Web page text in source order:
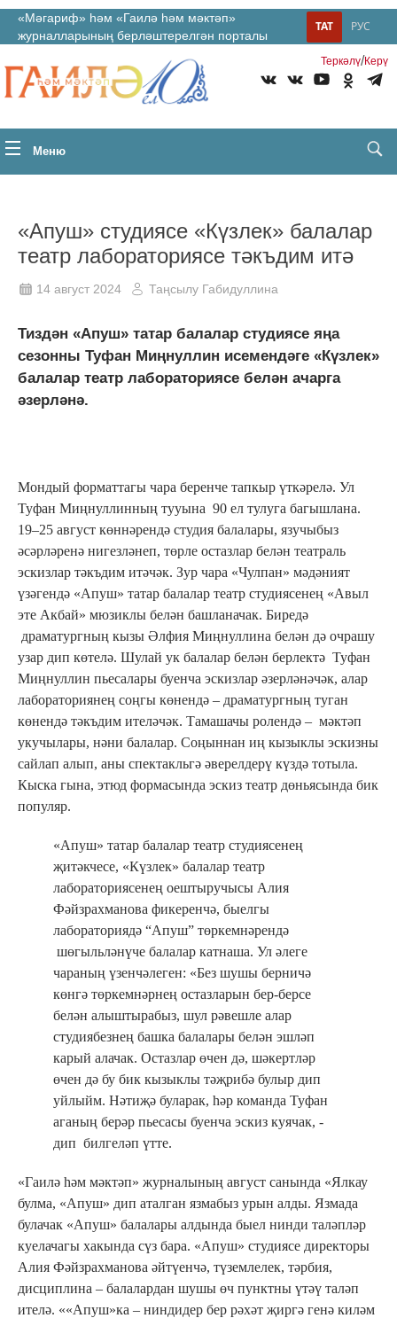
«Мәгариф» һәм «Гаилә һәм мәктәп»
журналларының берләштерелгән порталы
РУС
ТАТ
Теркəлү/Керү
Меню
«Апуш» студиясе «Күзлек» балалар
театр лабораториясе тәкъдим итә
14 август 2024 Таңсылу Габидуллина
Тиздән «Апуш» татар балалар студиясе яңа
сезонны Туфан Миңнуллин исемендәге «Күзлек»
балалар театр лабораториясе белән ачарга
әзерләнә.
Мондый форматтагы чара беренче тапкыр үткәрелә. Ул
Туфан Миңнуллинның тууына 90 ел тулуга багышлана.
19–25 август көннәрендә студия балалары, язучыбыз
әсәрләренә нигезләнеп, төрле остазлар белән театраль
эскизлар тәкъдим итәчәк. Зур чара «Чулпан» мәдәният
үзәгендә «Апуш» татар балалар театр студиясенең «Авыл
эте Акбай» мюзиклы белән башланачак. Биредә
драматургның кызы Әлфия Миңнуллина белән дә очрашу
узар дип көтелә. Шулай ук балалар белән берлектә Туфан
Миңнуллин пьесалары буенча эскизлар әзерләнәчәк, алар
лабораториянең соңгы көнендә – драматургның туган
көнендә тәкъдим ителәчәк. Тамашачы ролендә – мәктәп
укучылары, нәни балалар. Соңыннан иң кызыклы эскизны
сайлап алып, аны спектакльгә әверелдерү күздә тотыла.
Кыска гына, этюд формасында эскиз театр дөньясында бик
популяр.
«Апуш» татар балалар театр студиясенең
җитәкчесе, «Күзлек» балалар театр
лабораториясенең оештыручысы Алия
Фәйзрахманова фикеренчә, быелгы
лабораториядә “Апуш” төркемнәрендә
шөгыльләнүче балалар катнаша. Ул әлеге
чараның үзенчәлеген: «Без шушы берничә
көнгә төркемнәрнең остазларын бер-берсе
белән алыштырабыз, шул рәвешле алар
студиябезнең башка балалары белән эшләп
карый алачак. Остазлар өчен дә, шәкертләр
өчен дә бу бик кызыклы тәҗрибә булыр дип
уйлыйм. Нәтиҗә буларак, һәр команда Туфан
аганың берәр пьесасы буенча эскиз куячак, -
дип билгеләп үтте.
«Гаилә һәм мәктәп» журналының август санында «Ялкау
булма, «Апуш» дип аталган язмабыз урын алды. Язмада
булачак «Апуш» балалары алдында быел нинди таләпләр
куелачагы хакында сүз бара. «Апуш» студиясе директоры
Алия Фәйзрахманова әйтүенчә, түземлелек, тәрбия,
дисциплина – балалардан шушы өч пунктны үтәү таләп
ителә. ««Апуш»ка – ниндидер бер рәхәт җиргә генә киләм